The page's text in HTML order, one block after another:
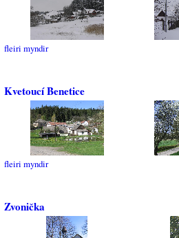
fleiri myndir
Kvetoucí Benetice
fleiri myndir
Zvonička